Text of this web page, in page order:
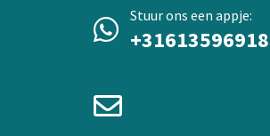
Stuur ons een appje:
+31613596918